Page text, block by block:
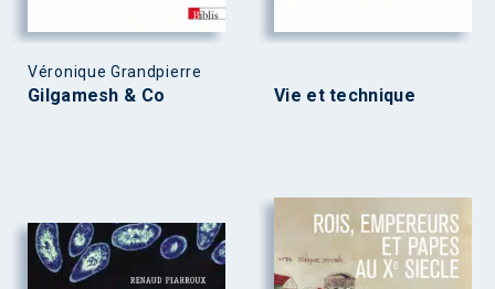
Véronique Grandpierre
Gilgamesh & Co Vie et technique